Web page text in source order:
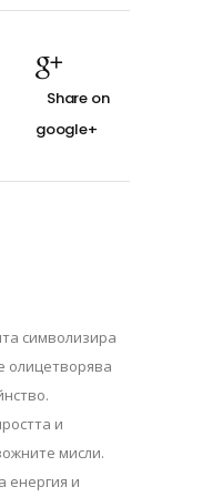
символизира
олицетворява
и
мисли.
енергия и